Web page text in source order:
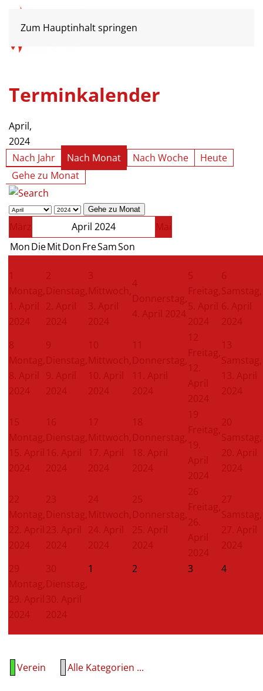
Zum Hauptinhalt springen
Terminkalender
April,
2024
Nach Jahr
Nach Monat Nach Woche
Heute
Gehe zu Monat
Gehe zu Monat
März April 2024
Mai
MonDieMitDonFreSamSon
Montag,
1. April
2024
2
Dienstag,
2. April
2024
3
Mittwoch,
3. April
2024
4
Donnerstag,
4. April 2024
5
Freitag,
5. April
2024
6
Samstag,
6. April
2024
8
Montag,
8. April
2024
9
Dienstag,
9. April
2024
10
Mittwoch,
10. April
2024
Donnerstag,
11. April
2024
12
Freitag,
12.
April
2024
13
Samstag,
13. April
2024
15
Montag,
15. April
2024
16
Dienstag,
16. April
2024
17
Mittwoch,
17. April
2024
18
Donnerstag,
18. April
2024
19
Freitag,
19.
April
2024
20
Samstag,
20. April
2024
22
Montag,
22. April
2024
23
Dienstag,
23. April
2024
24
Mittwoch,
24. April
2024
25
Donnerstag,
25. April
2024
26
Freitag,
26.
April
2024
27
Samstag,
27. April
2024
29
Montag,
29. April
2024
30
Dienstag,
30. April
2024
1 2 3 4
Verein Alle Kategorien ...